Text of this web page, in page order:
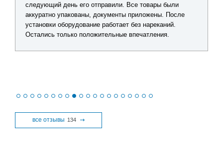
по каждому товару, помогли подобрать оптимальное
решение без лишних затрат. Видно, что сотрудники
действительно разбираются в продукции. После
получения заказа все проверил - качество отличное,
все отзывы 134